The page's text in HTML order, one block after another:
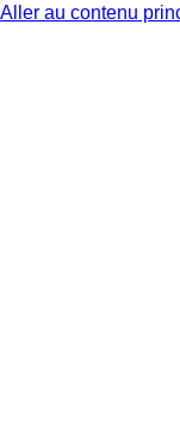
Aller au contenu